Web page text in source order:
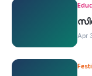
Apr